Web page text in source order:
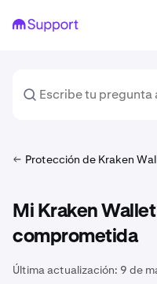
Protección de Kraken
Mi Kraken
comprometida
Última actualización: 9 de